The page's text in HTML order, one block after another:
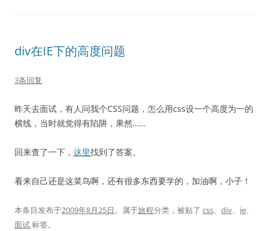
div在IE下的高度问题
3条回复
昨天去面试，有人问我个CSS问题，怎么用css设一个高度为一的
横线，当时就觉得有陷阱，果然……
回来查了一下， 这里找到了答案。
看来自己还是这菜鸟啊，还有很多东西要学的，加油啊，小子！
本条目发布于2009年8月25日。属于旅程分类，被贴了 css、 div、 ie、
面试标签。